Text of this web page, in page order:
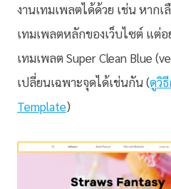
งานเทมเพลตได้ด้วย เช่น หาก
เทมเพลตหลักของเว็บไซต์ แต่
เทมเพลต Super Clean Blue
เปลี่ยนเฉพาะจุดได้เช่นกัน (ดูวิ
Template)